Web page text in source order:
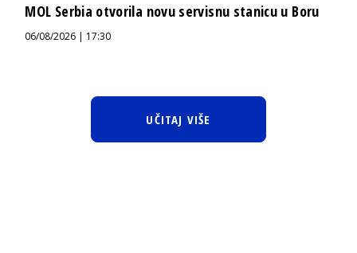
MOL Serbia otvorila novu servisnu stanicu u Boru
06/08/2026 | 17:30
UČITAJ VIŠE